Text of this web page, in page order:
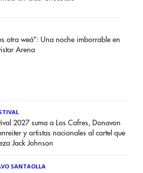
otra weá”: Una noche imborrable en
Arena
2027 suma a Los Cafres, Donavon
y artistas nacionales al cartel que
Jack Johnson
SANTAOLLA